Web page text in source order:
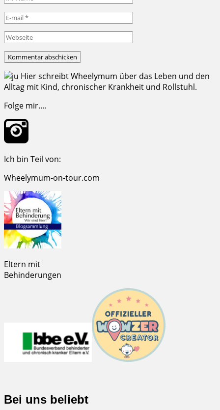
Hier schreibt Wheelymum über das Leben und den
Alltag mit Kind, chronischer Krankheit und Rollstuhl.
Folge mir....
Ich bin Teil von:
Wheelymum-on-tour.com
Eltern mit
Behinderungen
Bei uns beliebt